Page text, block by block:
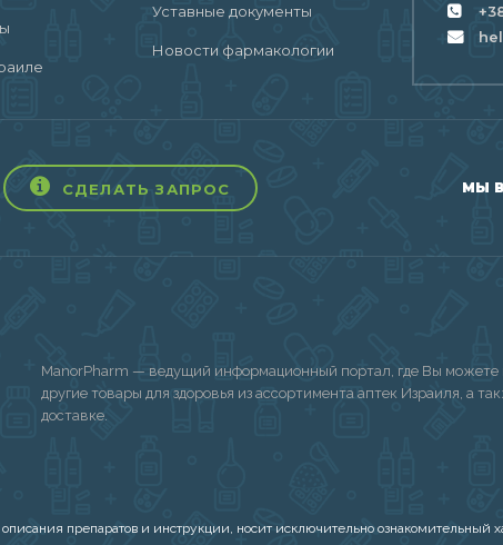
Уставные документы
Новости фармакологии
СДЕЛАТЬ ЗАПРОС МЫ
ManorPharm — ведущий информационный портал, где Вы
другие товары для здоровья из ассортимента аптек Израиля, а
доставке.
препаратов и инструкции, носит исключительно ознакомительный